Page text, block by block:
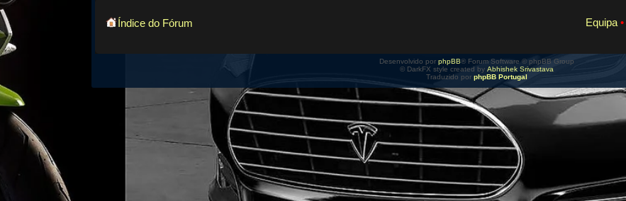
Índice do Fórum Equipa•
Desenvolvido por phpBB® Forum Software © phpBB Group
© DarkFX style created by Abhishek Srivastava
Traduzido por phpBB Portugal